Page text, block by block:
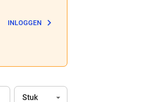
INLOGGEN
Eenheid (Optioneel)
Stuk